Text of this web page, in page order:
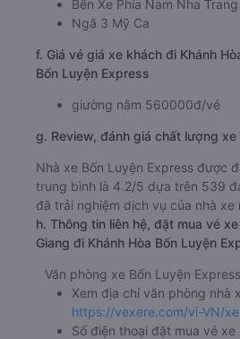
c. Lộ trình, giờ khởi hành và giờ
Luyện Express
Giờ xuất phát ở Cái Bè - Tiền
Giờ đến nơi ở Khánh Hòa:
của nhà xeBốn Luyện
d. Các điểm đón khách của nhà
Trạm dừng chân Minh Phát 2
e. Các điểm trả khách của nhà xe
Bến Xe Phía Nam Nha Trang
Ngã 3 Mỹ Ca
f. Giá vé giá xe khách đi Khánh
Bốn Luyện Express